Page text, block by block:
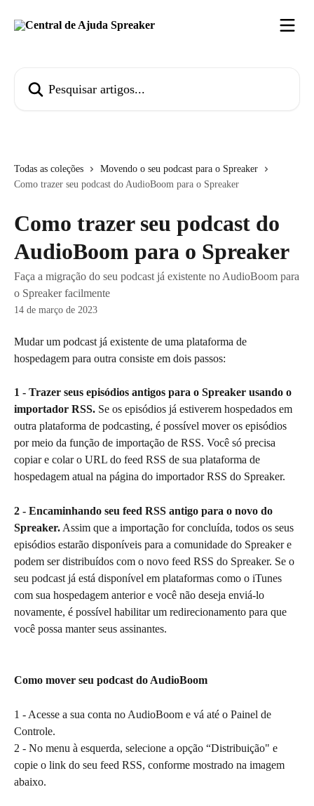
Todas as coleções
Movendo o seu podcast para o Spreaker
Como trazer seu podcast do AudioBoom para o Spreaker
Como trazer seu podcast do
AudioBoom para o Spreaker
Faça a migração do seu podcast já existente no AudioBoom para
o Spreaker facilmente
14 de março de 2023
Mudar um podcast já existente de uma plataforma de
hospedagem para outra consiste em dois passos:
1 - Trazer seus episódios antigos para o Spreaker usando o
importador RSS. Se os episódios já estiverem hospedados em
outra plataforma de podcasting, é possível mover os episódios
por meio da função de importação de RSS. Você só precisa
copiar e colar o URL do feed RSS de sua plataforma de
hospedagem atual na página do importador RSS do Spreaker.
2 - Encaminhando seu feed RSS antigo para o novo do
Spreaker. Assim que a importação for concluída, todos os seus
episódios estarão disponíveis para a comunidade do Spreaker e
podem ser distribuídos com o novo feed RSS do Spreaker. Se o
seu podcast já está disponível em plataformas como o iTunes
com sua hospedagem anterior e você não deseja enviá-lo
novamente, é possível habilitar um redirecionamento para que
você possa manter seus assinantes.
Como mover seu podcast do AudioBoom
1 - Acesse a sua conta no AudioBoom e vá até o Painel de
Controle.
2 - No menu à esquerda, selecione a opção “Distribuição" e
copie o link do seu feed RSS, conforme mostrado na imagem
abaixo.